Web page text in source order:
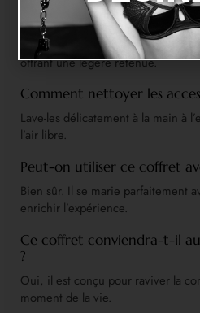
Les menottes sont-elles
Oui, elles sont en satin doux qui
offrant une légère retenue.
Comment nettoyer les
Lave-les délicatement à la main à
l’air libre.
Peut-on utiliser ce coffret
Bien sûr. Il se marie parfaitement
enrichir l’expérience.
Ce coffret conviendra-t-il
?
Oui, il est conçu pour raviver la
moment de la vie.